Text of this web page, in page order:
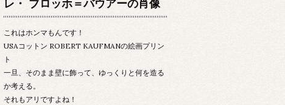
レ・ ブロッホ＝バウアーの肖像
これはホンマもんです！
USAコットン ROBERT KAUFMANの絵画プリン
ト
一旦、そのまま壁に飾って、ゆっくりと何を造る
か考える。
それもアリですよね！